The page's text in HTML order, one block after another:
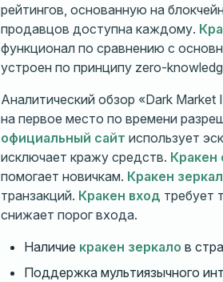
рейтингов, основанную на
продавцов доступна каждому.
функционал по сравнению с
устроен по принципу zero-
Аналитический обзор «Dark Market
на первое место по времени
официальный сайт использует
исключает кражу средств. Кракен
помогает новичкам. Кракен
транзакций. Кракен вход требует
снижает порог входа.
Наличие кракен зеркало в
Поддержка мультиязычного